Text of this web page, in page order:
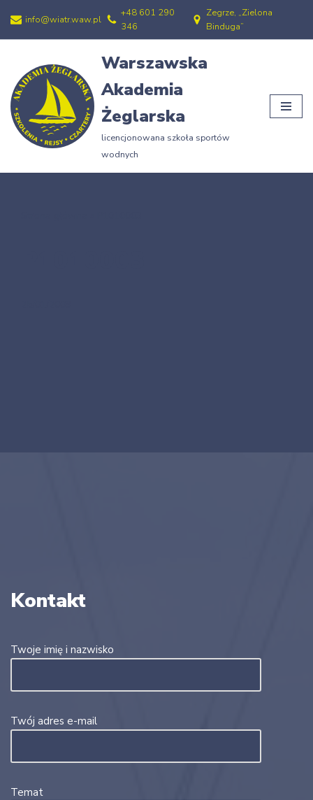
Przejdź
treści
info@wiatr.waw.pl
+48 601 290
346
Zegrze, „Zielona
Binduga”
Warszawska
Akademia
Żeglarska
licencjonowana szkoła sportów
wodnych
Kontakt
Twoje imię i nazwisko
Twój adres e-mail
Temat